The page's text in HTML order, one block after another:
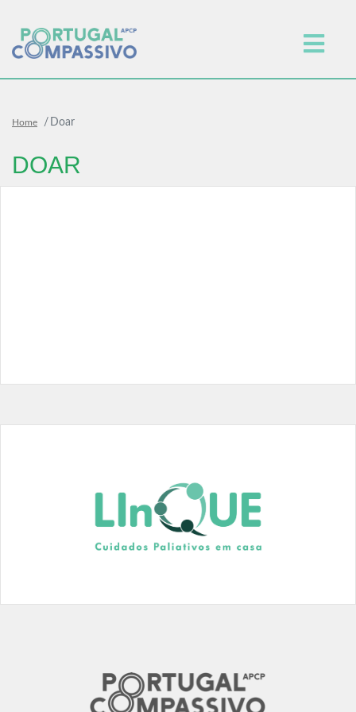
Home Doar
DOAR